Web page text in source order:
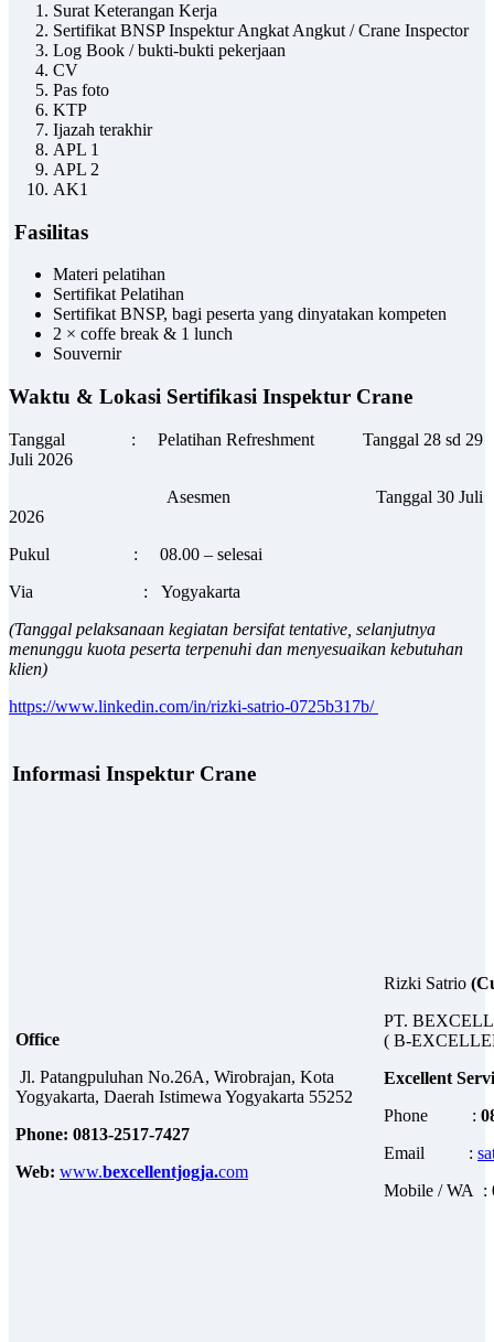
Surat Keterangan Kerja
Sertifikat BNSP Inspektur Angkat Angkut / Crane Inspector
Log Book / bukti-bukti pekerjaan
CV
Pas foto
KTP
Ijazah terakhir
APL 1
APL 2
AK1
Fasilitas
Materi pelatihan
Sertifikat Pelatihan
Sertifikat BNSP, bagi peserta yang dinyatakan kompeten
2 × coffe break & 1 lunch
Souvernir
Waktu & Lokasi Sertifikasi Inspektur Crane
Tanggal : Pelatihan Refreshment Tanggal 28 sd 29
Juli 2026
Asesmen Tanggal 30 Juli
2026
Pukul : 08.00 – selesai
Via : Yogyakarta
(Tanggal pelaksanaan kegiatan bersifat tentative, selanjutnya
menunggu kuota peserta terpenuhi dan menyesuaikan kebutuhan
klien)
https://www.linkedin.com/in/rizki-satrio-0725b317b/
Informasi Inspektur Crane
Office
Jl. Patangpuluhan No.26A, Wirobrajan, Kota
Yogyakarta, Daerah Istimewa Yogyakarta 55252
Phone: 0813-2517-7427
Web: www.bexcellentjogja.com
Rizki Satrio
PT.
( B-
Excellent
Phone :
Email :
Mobile / WA :